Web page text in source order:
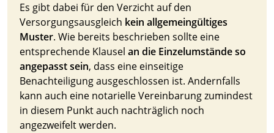
Es gibt dabei für den Verzicht auf den
Versorgungsausgleich kein allgemeingültiges
Muster. Wie bereits beschrieben sollte eine
entsprechende Klausel an die Einzelumstände so
angepasst sein, dass eine einseitige
Benachteiligung ausgeschlossen ist. Andernfalls
kann auch eine notarielle Vereinbarung zumindest
in diesem Punkt auch nachträglich noch
angezweifelt werden.